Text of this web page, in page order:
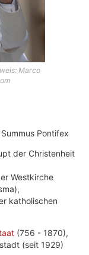
Marco
Pontifex
der Christenheit
Westkirche
katholischen
(756 - 1870),
(seit 1929)